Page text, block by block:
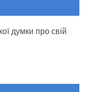
думки про свій